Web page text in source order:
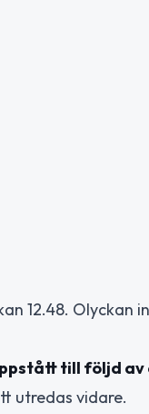
12.48. Olyckan
till följd av
utredas vidare.